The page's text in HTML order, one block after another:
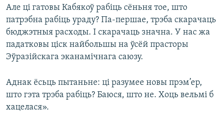
Але ці гатовы Кабякоў рабіць сёньня тое, што
патрэбна рабіць ураду? Па-першае, трэба скарачаць
бюджэтныя расходы. І скарачаць значна. У нас жа
падатковы ціск найбольшы на ўсёй прасторы
Эўразійскага эканамічнага саюзу.
Аднак ёсьць пытаньне: ці разумее новы прэм’ер,
што гэта трэба рабіць? Баюся, што не. Хоць вельмі б
хацелася».